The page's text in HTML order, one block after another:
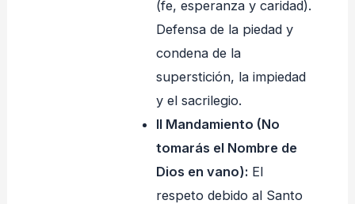
(fe, esperanza y caridad).
Defensa de la piedad y
condena de la
superstición, la impiedad
y el sacrilegio.
II Mandamiento (No
tomarás el Nombre de
Dios en vano): El
respeto debido al Santo